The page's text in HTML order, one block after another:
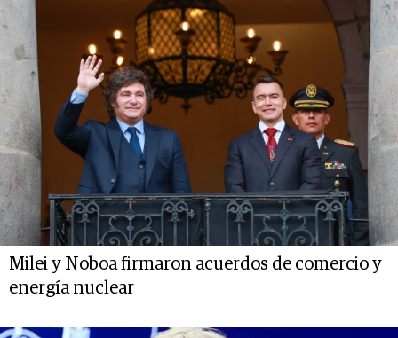
Milei y Noboa firmaron acuerdos de comercio y
energía nuclear